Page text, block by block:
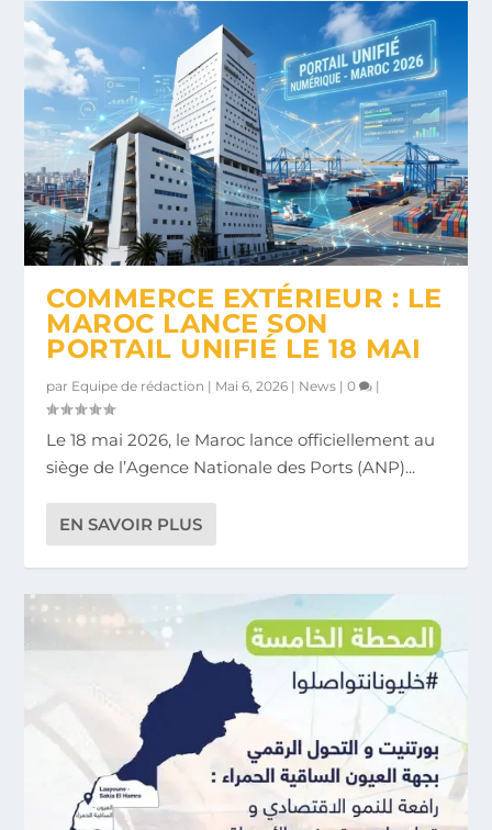
COMMERCE EXTÉRIEUR : LE
MAROC LANCE SON
PORTAIL UNIFIÉ LE 18 MAI
par Equipe de rédaction | Mai 6, 2026 | News |0 |
Le 18 mai 2026, le Maroc lance officiellement au
siège de l’Agence Nationale des Ports (ANP)...
EN SAVOIR PLUS